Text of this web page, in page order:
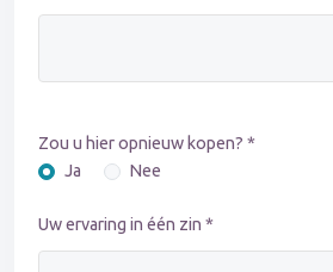
Zou u hier opnieuw kopen? *
Ja
Nee
Uw ervaring in één zin *